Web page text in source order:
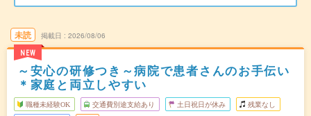
未読
NEW
掲載日 2026/08/06
～安心の研修つき～病院で患者さんのお手伝い
＊家庭と両立しやすい
職種未経験OK 交通費別途支給あり 土日祝日が休み 残業なし